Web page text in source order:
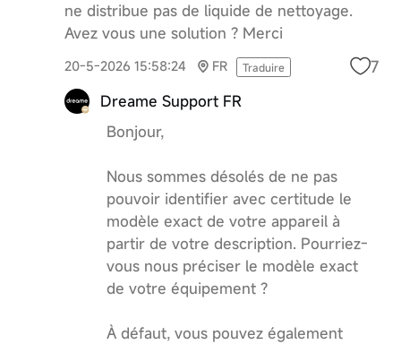
ne distribue pas de liquide de nettoyage.
Avez vous une solution ? Merci
20-5-2026 15:58:24 FR Traduire 7
Dreame Support FR
Bonjour,
Nous sommes désolés de ne pas
pouvoir identifier avec certitude le
modèle exact de votre appareil à
partir de votre description. Pourriez-
vous nous préciser le modèle exact
de votre équipement ?
À défaut, vous pouvez également